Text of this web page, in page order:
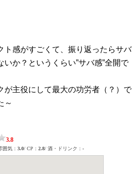
ト感がすごくて、振り返ったらサバ
いか？というくらい”サバ感”全開で
が主役にして最大の功労者（？）で
～